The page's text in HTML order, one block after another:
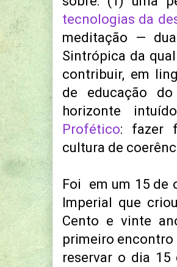
tecnologias da
meditação —
Sintrópica da
contribuir, em
de educação
horizonte
Profético: fazer
cultura de
Foi em um 15 de
Imperial que
Cento e vinte
primeiro encontro
reservar o dia